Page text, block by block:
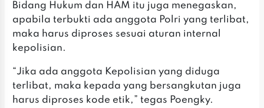
Bidang Hukum dan HAM itu juga menegaskan,
apabila terbukti ada anggota Polri yang terlibat,
maka harus diproses sesuai aturan internal
kepolisian.
‎‎“Jika ada anggota Kepolisian yang diduga
terlibat, maka kepada yang bersangkutan juga
harus diproses kode etik,” tegas Poengky.